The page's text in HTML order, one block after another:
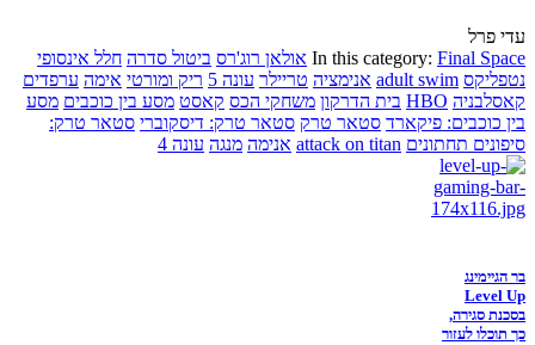
עדי פרל
In this category: Final Space אולאן רוג'רס ביטול סדרה חלל אינסופי
נטפליקס adult swim אנימציה טריילר עונה 5 ריק ומורטי אימה ערפדים
קאסלבניה HBO בית הדרקון משחקי הכס קאסט מסע בין כוכבים מסע
בין כוכבים: פיקארד סטאר טרק סטאר טרק: דיסקוברי סטאר טרק:
סיפונים תחתונים attack on titan אנימה מנגה עונה 4
בר הגיימינג
Level Up
בסכנת סגירה,
כך תוכלו לעזור